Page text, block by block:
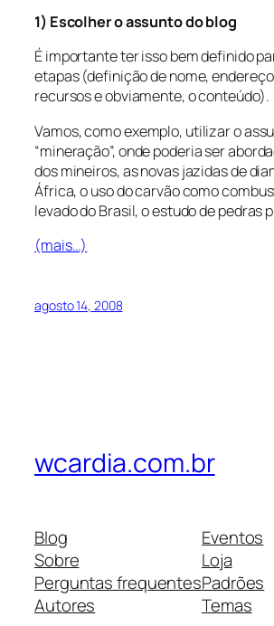
1) Escolher o assunto do blog
É importante ter isso bem definido
etapas (definição de nome,
recursos e obviamente, o conteúdo).
Vamos, como exemplo, utilizar o
“mineração”, onde poderia ser
dos mineiros, as novas jazidas de
África, o uso do carvão como
levado do Brasil, o estudo de pedras
(mais…)
agosto 14, 2008
wcardia.com.br
Blog
Sobre
Perguntas frequentes
Autores
Eventos
Loja
Padrões
Temas